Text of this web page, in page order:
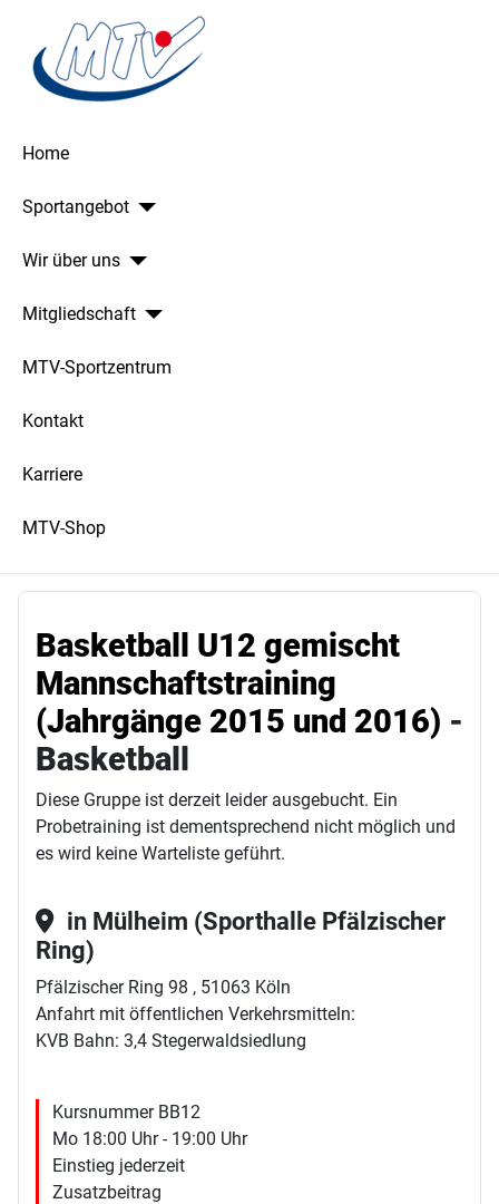
Home
Sportangebot
Wir über uns
Mitgliedschaft
MTV-Sportzentrum
Kontakt
Karriere
MTV-Shop
Basketball U12 gemischt
Mannschaftstraining
(Jahrgänge 2015 und 2016) -
Basketball
Diese Gruppe ist derzeit leider ausgebucht. Ein
Probetraining ist dementsprechend nicht möglich und
es wird keine Warteliste geführt.
in Mülheim (Sporthalle Pfälzischer
Ring)
Pfälzischer Ring 98 , 51063 Köln
Anfahrt mit öffentlichen Verkehrsmitteln:
KVB Bahn: 3,4 Stegerwaldsiedlung
Kursnummer BB12
Mo 18:00 Uhr - 19:00 Uhr
Einstieg jederzeit
Zusatzbeitrag